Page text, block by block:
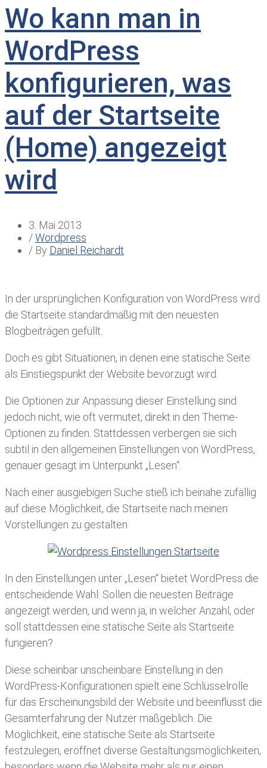
Wo kann man in
WordPress
konfigurieren, was
auf der Startseite
(Home) angezeigt
wird
3. Mai 2013
/Wordpress
/ By Daniel Reichardt
In der ursprünglichen Konfiguration von WordPress wird
die Startseite standardmäßig mit den neuesten
Blogbeiträgen gefüllt.
Doch es gibt Situationen, in denen eine statische Seite
als Einstiegspunkt der Website bevorzugt wird.
Die Optionen zur Anpassung dieser Einstellung sind
jedoch nicht, wie oft vermutet, direkt in den Theme-
Optionen zu finden. Stattdessen verbergen sie sich
subtil in den allgemeinen Einstellungen von WordPress,
genauer gesagt im Unterpunkt „Lesen“.
Nach einer ausgiebigen Suche stieß ich beinahe zufällig
auf diese Möglichkeit, die Startseite nach meinen
Vorstellungen zu gestalten.
In den Einstellungen unter „Lesen“ bietet WordPress die
entscheidende Wahl: Sollen die neuesten Beiträge
angezeigt werden, und wenn ja, in welcher Anzahl, oder
soll stattdessen eine statische Seite als Startseite
fungieren?
Diese scheinbar unscheinbare Einstellung in den
WordPress-Konfigurationen spielt eine Schlüsselrolle
für das Erscheinungsbild der Website und beeinflusst die
Gesamterfahrung der Nutzer maßgeblich. Die
Möglichkeit, eine statische Seite als Startseite
festzulegen, eröffnet diverse Gestaltungsmöglichkeiten,